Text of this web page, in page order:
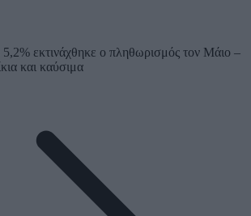
εκτινάχθηκε ο πληθωρισμός τον Μάιο –
και καύσιμα